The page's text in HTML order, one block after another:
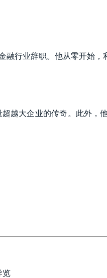
行业辞职。他从零开始
越大企业的传奇。此外，
览